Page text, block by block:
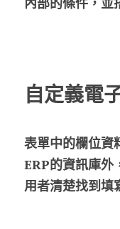
自定義電
表單中的欄位資
ERP的資訊庫外
用者清楚找到填